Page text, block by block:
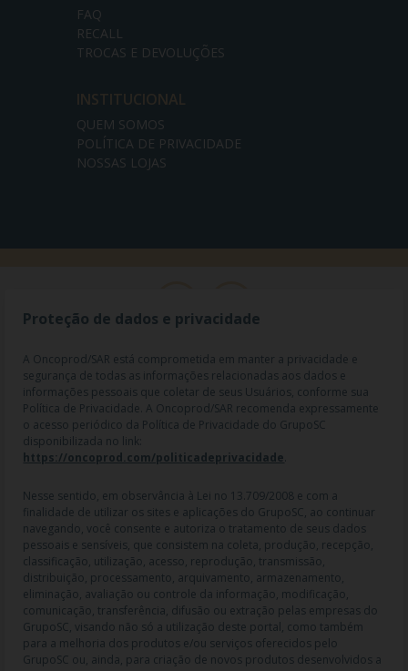
FAQ
RECALL
TROCAS E DEVOLUÇÕES
INSTITUCIONAL
QUEM SOMOS
POLÍTICA DE PRIVACIDADE
NOSSAS LOJAS
RAZÃO SOCIAL: ONCO PROD DIST. DE PROD. HOSP. E ONCOL. LTDA |
04.307.650/0019-64 | IE: 119.242.793.110 | Endereço R: Olimpíadas, nº
100 2º andar CJ 21 22 - Vila Olímpia - SP | Cep: 04551-000 |
Farmacêutico responsável: Dra. Gislaine Lopes de Jesus - CRF/SP 47509
| AFE: 7.60997-7 | CMVS: 355030801-477-010609-1-0.
As informações contidas neste site não devem ser usadas para
automedicação e não substituem, em hipótese alguma, as orientações
dadas pelo profissional da área médica. Somente o médico está apto a
diagnosticar qualquer problema de saúde e prescrever o tratamento
adequado. Ao persistirem os sintomas, um médico deverá ser
consultado. Os preços, as promoções, o frete e as condições de
Proteção de dados e privacidade
A Oncoprod/SAR está comprometida em manter a privacidade e
segurança de todas as informações relacionadas aos dados e
informações pessoais que coletar de seus Usuários, conforme sua
Política de Privacidade. A Oncoprod/SAR recomenda expressamente
o acesso periódico da Política de Privacidade do GrupoSC
disponibilizada no link:
https://oncoprod.com/politicadeprivacidade
Nesse sentido, em observância à Lei no 13.709/2008 e com a
finalidade de utilizar os sites e aplicações do GrupoSC, ao continuar
navegando, você consente e autoriza o tratamento de seus dados
pessoais e sensíveis, que consistem na coleta, produção, recepção,
classificação, utilização, acesso, reprodução, transmissão,
distribuição, processamento, arquivamento, armazenamento,
eliminação, avaliação ou controle da informação, modificação,
comunicação, transferência, difusão ou extração pelas empresas do
GrupoSC, visando não só a utilização deste portal, como também
para a melhoria dos produtos e/ou serviços oferecidos pelo
GrupoSC ou, ainda, para criação de novos produtos desenvolvidos a